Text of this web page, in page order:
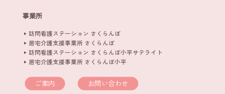
事業所
訪問看護ステーション さくらんぼ
居宅介護支援事業所 さくらんぼ
訪問看護ステーション さくらんぼ小平サテライト
居宅介護支援事業所 さくらんぼ小平
ご案内 お問い合わせ